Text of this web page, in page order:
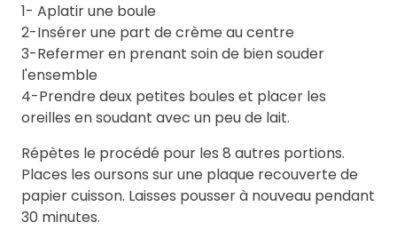
1- Aplatir une boule
2-Insérer une part de crème au centre
3-Refermer en prenant soin de bien souder
l'ensemble
4-Prendre deux petites boules et placer les
oreilles en soudant avec un peu de lait.
Répètes le procédé pour les 8 autres portions.
Places les oursons sur une plaque recouverte de
papier cuisson. Laisses pousser à nouveau pendant
30 minutes.